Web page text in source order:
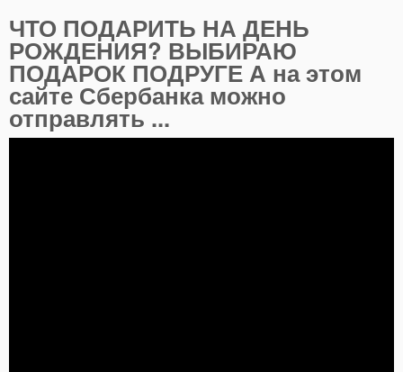
ЧТО ПОДАРИТЬ НА ДЕНЬ
РОЖДЕНИЯ? ВЫБИРАЮ
ПОДАРОК ПОДРУГЕ А на этом
сайте Сбербанка можно
отправлять ...